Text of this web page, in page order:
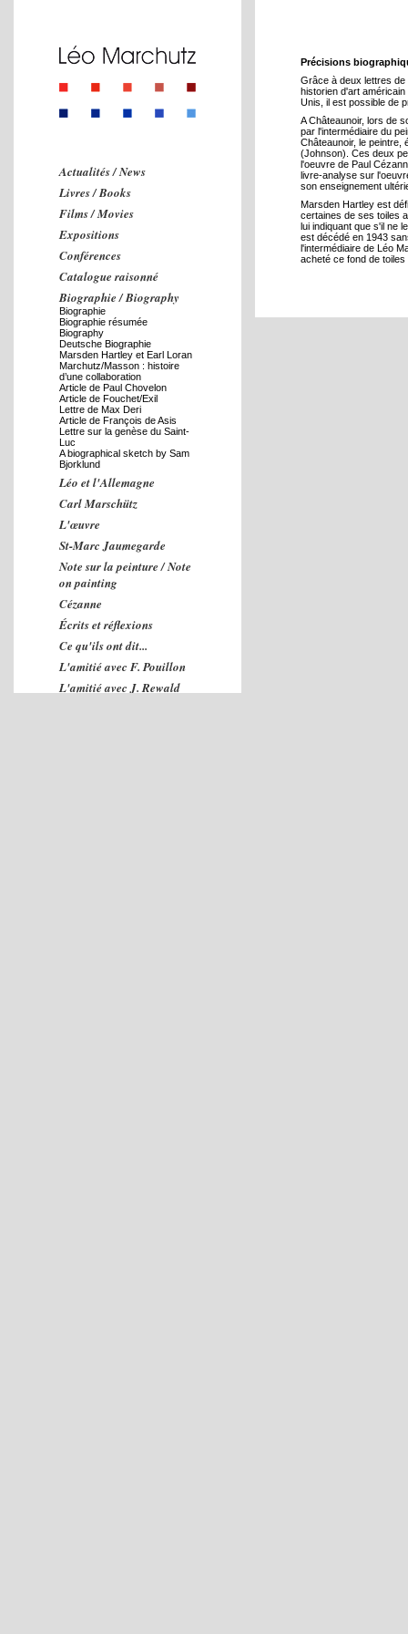
Actualités / News
Livres / Books
Films / Movies
Expositions
Conférences
Catalogue raisonné
Biographie / Biography
Biographie
Biographie résumée
Biography
Deutsche Biographie
Marsden Hartley et Earl Loran
Marchutz/Masson : histoire
d’une collaboration
Article de Paul Chovelon
Article de Fouchet/Exil
Lettre de Max Deri
Article de François de Asis
Lettre sur la genèse du Saint-
Luc
A biographical sketch by Sam
Bjorklund
Léo et l'Allemagne
Carl Marschütz
L'œuvre
St-Marc Jaumegarde
Note sur la peinture / Note
on painting
Cézanne
Écrits et réflexions
Ce qu'ils ont dit...
L'amitié avec F. Pouillon
L'amitié avec J. Rewald
Précisions
Grâce à deux lettres
historien d'art
Unis, il est possible de
A Châteaunoir, lors de
par l'intermédiaire du
Châteaunoir, le peintre,
(Johnson). Ces deux
l'oeuvre de Paul
livre-analyse sur
son enseignement
Marsden Hartley est
certaines de ses toiles
lui indiquant que s'il ne
est décédé en 1943
l'intermédiaire de Léo
acheté ce fond de